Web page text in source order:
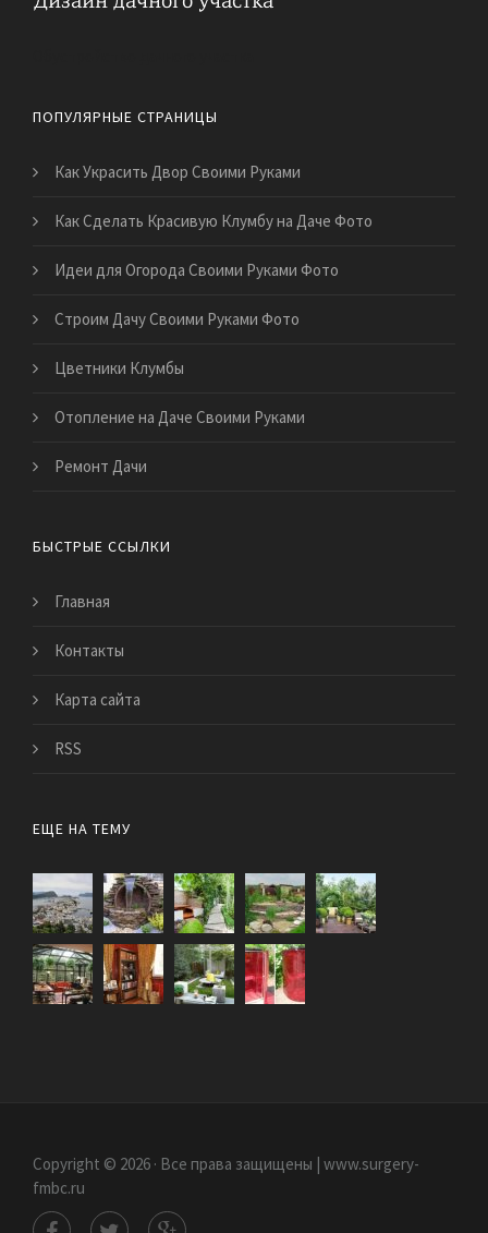
ПОПУЛЯРНЫЕ СТРАНИЦЫ
Как Украсить Двор Своими Руками
Как Сделать Красивую Клумбу на Даче Фото
Идеи для Огорода Своими Руками Фото
Строим Дачу Своими Руками Фото
Цветники Клумбы
Отопление на Даче Своими Руками
Ремонт Дачи
БЫСТРЫЕ ССЫЛКИ
Главная
Контакты
Карта сайта
RSS
ЕЩЕ НА ТЕМУ
Copyright © 2026 · Все права защищены | www.surgery-
fmbc.ru